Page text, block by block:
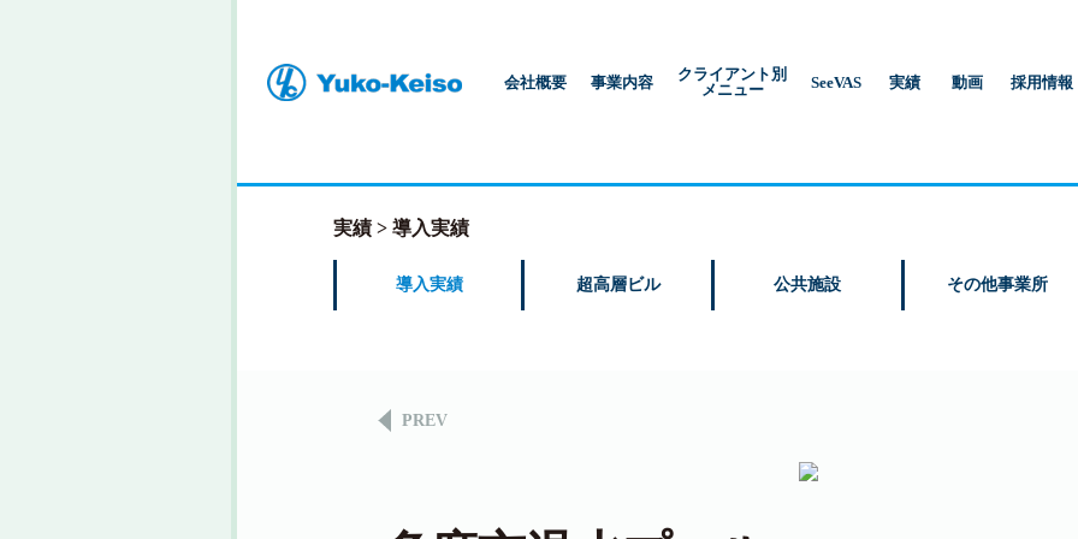
会社概要 事業内容
クライアント別
メニュー
SeeVAS 実績 動画 採用情報
実績 導入実績
導入実績 超高層ビル 公共施設 その他事業所
PREV